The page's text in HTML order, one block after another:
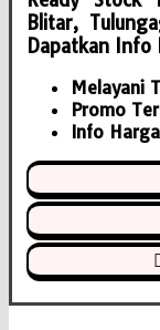
Blitar,
Dapatkan Info
Melayani
Promo
Info